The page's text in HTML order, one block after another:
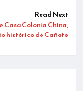
Read Next
Casa Colonia China,
histórico de Cañete